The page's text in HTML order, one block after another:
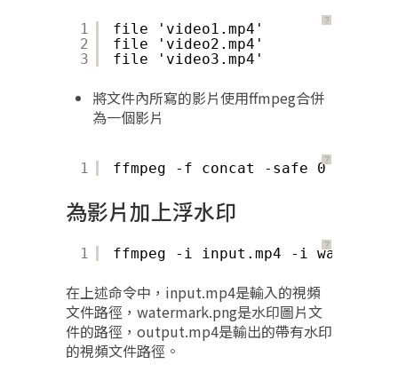
？
1
2
3
file 'video1.mp4'
file 'video2.mp4'
file 'video3.mp4'
將文件內所寫的影片使用ffmpeg合併
為一個影片
？
1 ffmpeg -f concat -safe 0 -i
為影片加上浮水印
？
1 ffmpeg -i input.mp4 -i
在上述命令中，input.mp4是輸入的視頻
文件路徑，watermark.png是水印圖片文
件的路徑，output.mp4是輸出的帶有水印
的視頻文件路徑。